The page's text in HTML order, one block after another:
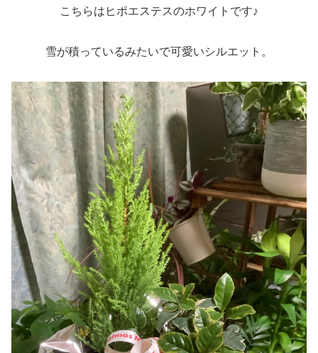
こちらはヒポエステスのホワイトです♪
雪が積っているみたいで可愛いシルエット。